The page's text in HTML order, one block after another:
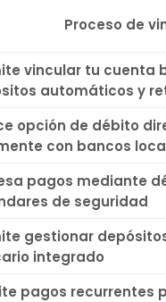
Proceso de
vincular tu cuenta
automáticos y
opción de débito
con bancos
pagos mediante
de seguridad
gestionar
integrado
pagos recurrentes